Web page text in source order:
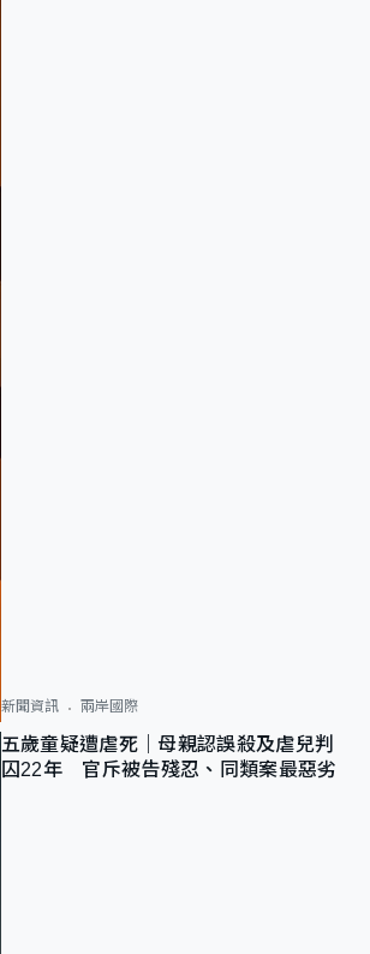
新聞資訊 兩岸國際
五歲童疑遭虐死｜母親認誤殺及虐兒判
囚22年 官斥被告殘忍、同類案最惡劣